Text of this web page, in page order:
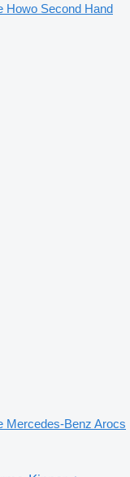
Howo Second Hand
Mercedes-Benz Arocs